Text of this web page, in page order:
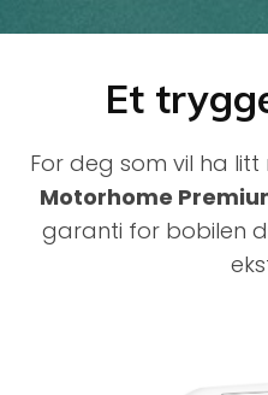
Et
For deg som vil ha
Motorhome
garanti for bobilen